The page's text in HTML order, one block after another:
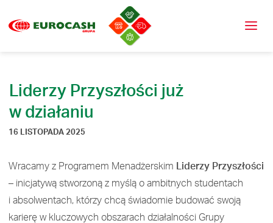
Liderzy Przyszłości już
w działaniu
16 LISTOPADA 2025
Wracamy z Programem Menadżerskim
Liderzy Przyszłości
– inicjatywą stworzoną z myślą o ambitnych studentach
i absolwentach, którzy chcą świadomie budować swoją
karierę w kluczowych obszarach działalności Grupy